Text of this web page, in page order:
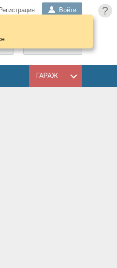
?
Регистрация Войти
ГАРАЖ